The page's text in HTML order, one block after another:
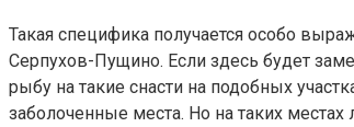
Такая специфика получается особо
Серпухов-Пущино. Если здесь будет
рыбу на такие снасти на подобных
заболоченные места. Но на таких